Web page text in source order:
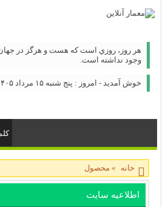
هر روز، روزي است كه هست و هرگز در
وجود نداشته است.
خوش آمدید - امروز : پنج شنبه ۱۵ مرداد ۱۴۰۵
خانه » محصول
اطلاعیه سایت